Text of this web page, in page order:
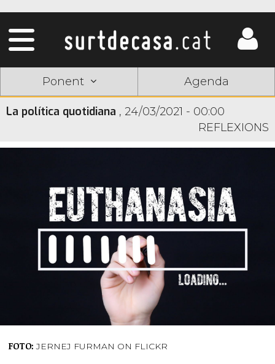
Ponent Agenda
La política quotidiana , 24/03/2021 - 00:00
REFLEXIONS
FOTO: JERNEJ FURMAN ON FLICKR